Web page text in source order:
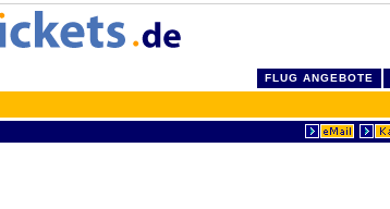
FLUG ANGEBOTE